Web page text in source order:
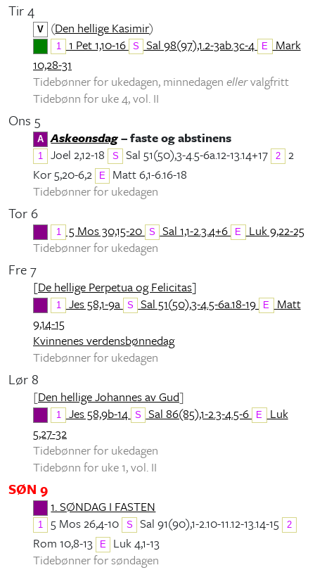
Tir 4
V (Den hellige Kasimir)
1 1 Pet 1,10-16 S Sal 98(97),1.2-3ab.3c-4 E
Mark
10,28-31
Tidebønner for ukedagen, minnedagen ellervalgfritt
Tidebønn for uke 4, vol. II
Ons 5
A Askeonsdag– faste og abstinens
1 Joel 2,12-18 S Sal 51(50),3-4.5-6a.12-13.14+17 2
2
Kor 5,20-6,2
E
Matt 6,1-6.16-18
Tidebønner for ukedagen
Tor 6
1 5 Mos 30,15-20 S Sal 1,1-2.3.4+6 E
Luk 9,22-25
Tidebønner for ukedagen
Fre 7
[De hellige Perpetua og Felicitas]
1 Jes 58,1-9a S Sal 51(50),3-4.5-6a.18-19 E
Matt
9,14-15
Kvinnenes verdensbønnedag
Tidebønner for ukedagen
Lør 8
[Den hellige Johannes av Gud]
1 Jes 58,9b-14 S Sal 86(85),1-2.3-4.5-6 E
Luk
5,27-32
Tidebønner for ukedagen
Tidebønn for uke 1, vol. II
SØN 9
1. SØNDAG I FASTEN
1 5 Mos 26,4-10 S Sal 91(90),1-2.10-11.12-13.14-15 2
Rom 10,8-13 E
Luk 4,1-13
Tidebønner for søndagen